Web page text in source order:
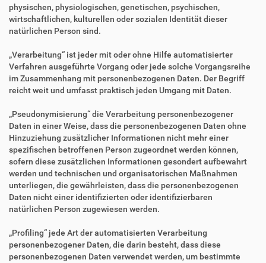
physischen, physiologischen, genetischen, psychischen,
wirtschaftlichen, kulturellen oder sozialen Identität dieser
natürlichen Person sind.
„Verarbeitung“ ist jeder mit oder ohne Hilfe automatisierter
Verfahren ausgeführte Vorgang oder jede solche Vorgangsreihe
im Zusammenhang mit personenbezogenen Daten. Der Begriff
reicht weit und umfasst praktisch jeden Umgang mit Daten.
„Pseudonymisierung“ die Verarbeitung personenbezogener
Daten in einer Weise, dass die personenbezogenen Daten ohne
Hinzuziehung zusätzlicher Informationen nicht mehr einer
spezifischen betroffenen Person zugeordnet werden können,
sofern diese zusätzlichen Informationen gesondert aufbewahrt
werden und technischen und organisatorischen Maßnahmen
unterliegen, die gewährleisten, dass die personenbezogenen
Daten nicht einer identifizierten oder identifizierbaren
natürlichen Person zugewiesen werden.
„Profiling“ jede Art der automatisierten Verarbeitung
personenbezogener Daten, die darin besteht, dass diese
personenbezogenen Daten verwendet werden, um bestimmte